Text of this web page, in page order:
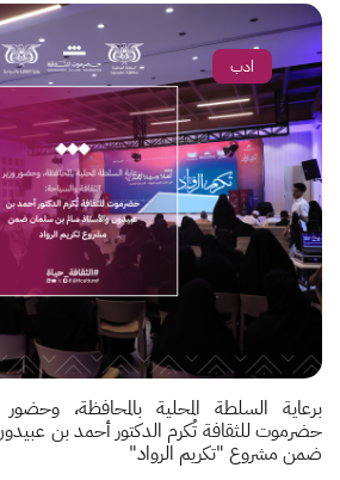
ادب
برعاية السلطة المحلية بالمحافظة،
حضرموت للثقافة تُكرم الدكتور أحمد بن
ضمن مشروع "تكريم الرواد"